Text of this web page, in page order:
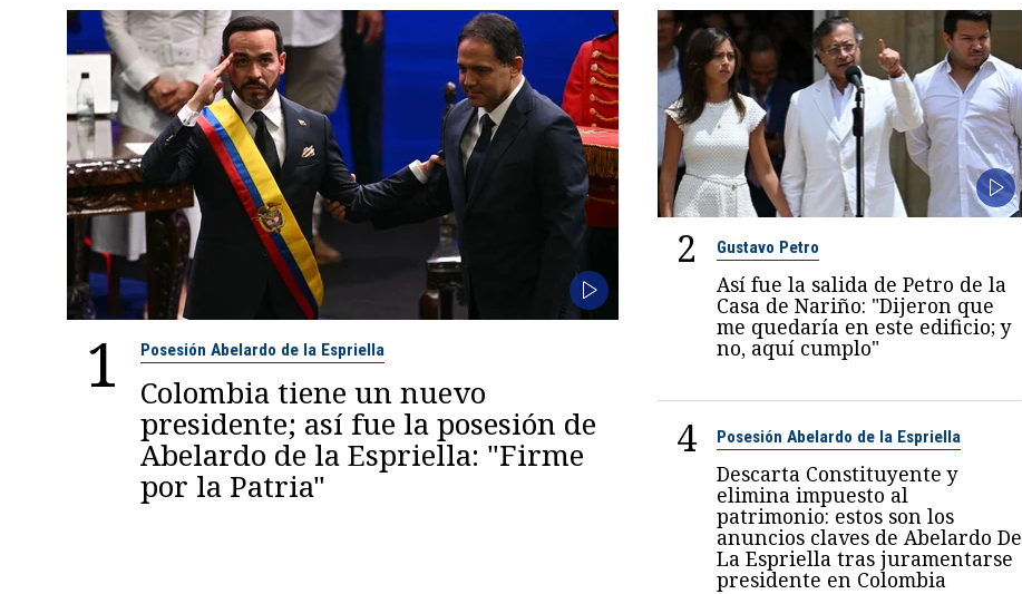
1 Posesión Abelardo de la Espriella
Colombia tiene un nuevo
presidente; así fue la posesión de
Abelardo de la Espriella: "Firme
por la Patria"
2 Gustavo Petro
Así fue la salida de Petro de la
Casa de Nariño: "Dijeron que
me quedaría en este edificio; y
no, aquí cumplo"
4 Posesión Abelardo de la Espriella
Descarta Constituyente y
elimina impuesto al
patrimonio: estos son los
anuncios claves de Abelardo De
La Espriella tras juramentarse
presidente en Colombia